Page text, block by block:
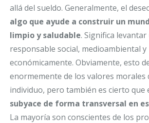
allá del sueldo. Generalmente, el
algo que ayude a construir un
limpio y saludable. Significa
responsable social, medioambiental y
económicamente. Obviamente, esto
enormemente de los valores morales
individuo, pero también es cierto que
subyace de forma transversal en
La mayoría son conscientes de los